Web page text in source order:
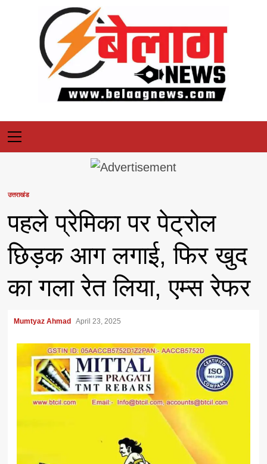
Primary
Menu
उत्तराखंड
पहले प्रेमिका पर पेट्रोल
छिड़क आग लगाई, फिर खुद
का गला रेत लिया, एम्स रेफर
Mumtyaz Ahmad April 23, 2025